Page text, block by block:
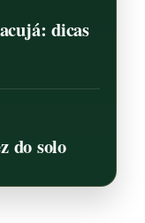
dicas
do solo